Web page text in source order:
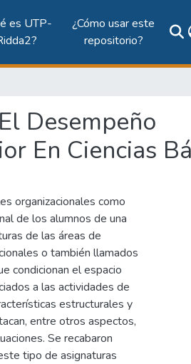
es UTP-
¿Cómo usar este
repositorio?
Desempeño
En Ciencias
organizacionales como
de los alumnos de una
de las áreas de
o también llamados
condicionan el espacio
a las actividades de
estructurales y
entre otros aspectos,
Se recabaron
tipo de asignaturas